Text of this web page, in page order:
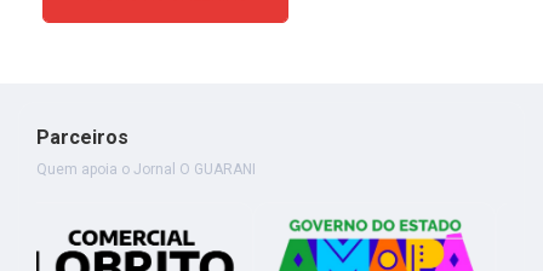
Parceiros
Quem apoia o Jornal O GUARANI